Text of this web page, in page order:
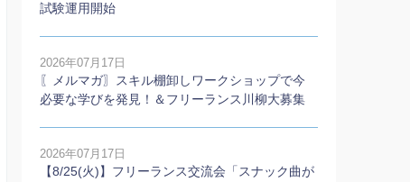
試験運用開始
2026年07月17日
〖メルマガ〗スキル棚卸しワークショップで今
必要な学びを発見！＆フリーランス川柳大募集
2026年07月17日
【8/25(火)】フリーランス交流会「スナック曲が